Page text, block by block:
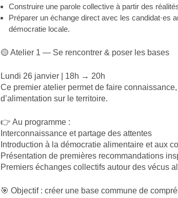
Construire une parole collective à partir des
Préparer un échange direct avec les candidat·es
démocratie locale.
🟡 Atelier 1 — Se rencontrer & poser les bases
Lundi 26 janvier | 18h → 20h
Ce premier atelier permet de faire
d’alimentation sur le territoire.
👉 Au programme :
Interconnaissance et partage des attentes
Introduction à la démocratie alimentaire et aux
Présentation de premières recommandations
Premiers échanges collectifs autour des vécus
🎯 Objectif : créer une base commune de